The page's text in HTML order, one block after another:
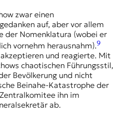
zwar einen
auf, aber vor allem
der Nomenklatura (wobei er
vornehm herausnahm).9
und reagierte. Mit
chaotischen Führungsstil,
Bevölkerung und nicht
Beinahe-Katastrophe der
ihn im
ab.